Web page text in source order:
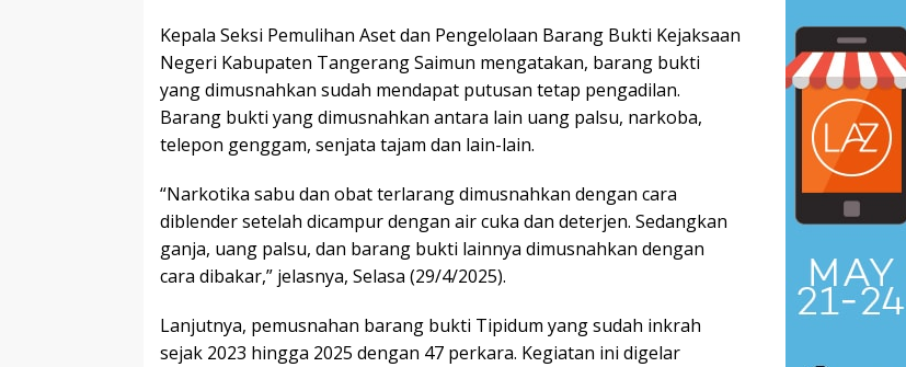
Kepala Seksi Pemulihan Aset dan Pengelolaan Barang Bukti Kejaksaan
Negeri Kabupaten Tangerang Saimun mengatakan, barang bukti
yang dimusnahkan sudah mendapat putusan tetap pengadilan.
Barang bukti yang dimusnahkan antara lain uang palsu, narkoba,
telepon genggam, senjata tajam dan lain-lain.
“Narkotika sabu dan obat terlarang dimusnahkan dengan cara
diblender setelah dicampur dengan air cuka dan deterjen. Sedangkan
ganja, uang palsu, dan barang bukti lainnya dimusnahkan dengan
cara dibakar,” jelasnya, Selasa (29/4/2025).
Lanjutnya, pemusnahan barang bukti Tipidum yang sudah inkrah
sejak 2023 hingga 2025 dengan 47 perkara. Kegiatan ini digelar